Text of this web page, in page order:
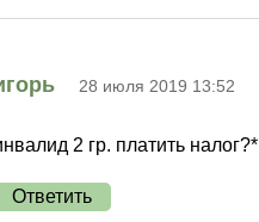
28 июля 2019 13:52
2 гр. платить налог?*
Ответить